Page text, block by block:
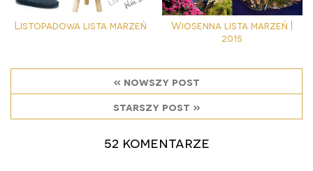
Listopadowa lista marzeń
Wiosenna lista marzeń |
2015
« nowszy post
starszy post »
52 komentarze